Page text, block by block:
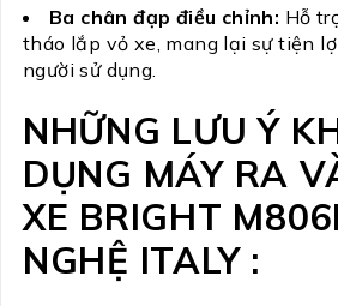
Ba chân đạp điều chỉnh: Hỗ
tháo lắp vỏ xe, mang lại sự tiện
người sử dụng.
NHỮNG LƯU Ý
DỤNG MÁY RA
XE BRIGHT
NGHỆ ITALY :